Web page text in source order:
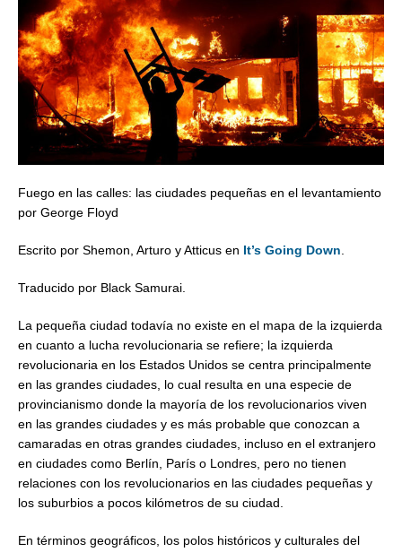
Fuego en las calles: las ciudades pequeñas en el levantamiento
por George Floyd
Escrito por Shemon, Arturo y Atticus en It’s Going Down
Traducido por Black Samurai.
La pequeña ciudad todavía no existe en el mapa de la izquierda
en cuanto a lucha revolucionaria se refiere; la izquierda
revolucionaria en los Estados Unidos se centra principalmente
en las grandes ciudades, lo cual resulta en una especie de
provincianismo donde la mayoría de los revolucionarios viven
en las grandes ciudades y es más probable que conozcan a
camaradas en otras grandes ciudades, incluso en el extranjero
en ciudades como Berlín, París o Londres, pero no tienen
relaciones con los revolucionarios en las ciudades pequeñas y
los suburbios a pocos kilómetros de su ciudad.
En términos geográficos, los polos históricos y culturales del